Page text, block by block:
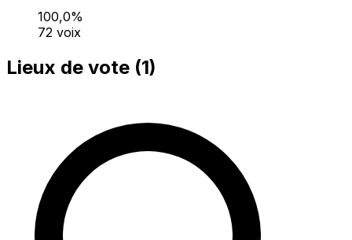
100,0%
72 voix
Lieux de vote (1)